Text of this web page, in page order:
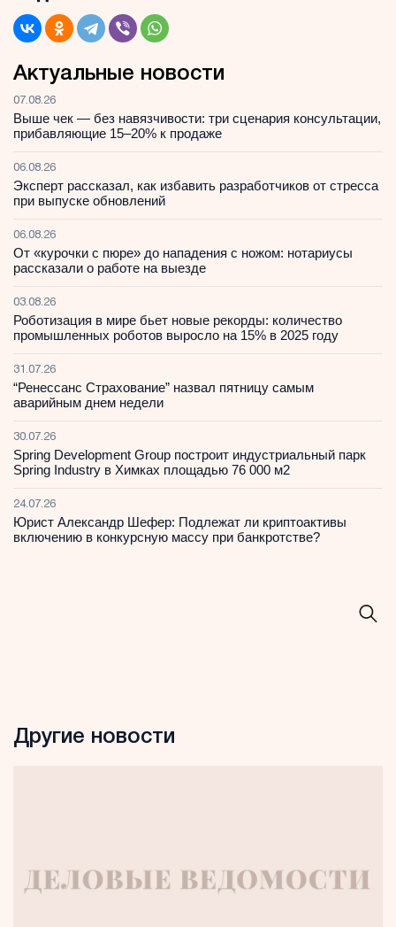
Актуальные новости
07.08.26
Выше чек — без навязчивости: три сценария консультации,
прибавляющие 15–20% к продаже
06.08.26
Эксперт рассказал, как избавить разработчиков от стресса
при выпуске обновлений
06.08.26
От «курочки с пюре» до нападения с ножом: нотариусы
рассказали о работе на выезде
03.08.26
Роботизация в мире бьет новые рекорды: количество
промышленных роботов выросло на 15% в 2025 году
31.07.26
“Ренессанс Страхование” назвал пятницу самым
аварийным днем недели
30.07.26
Spring Development Group построит индустриальный парк
Spring Industry в Химках площадью 76 000 м2
24.07.26
Юрист Александр Шефер: Подлежат ли криптоактивы
включению в конкурсную массу при банкротстве?
Другие новости